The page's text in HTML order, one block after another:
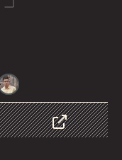
Поделиться